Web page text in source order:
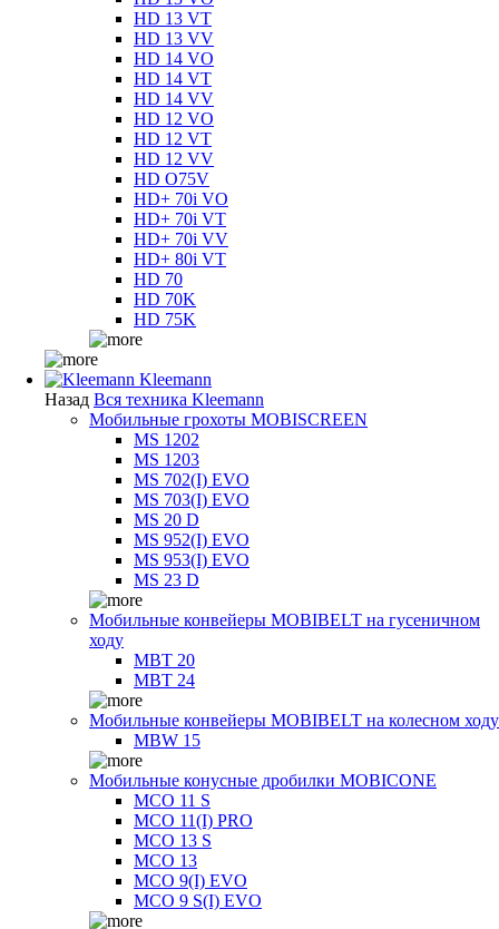
HD 13 VT
HD 13 VV
HD 14 VO
HD 14 VT
HD 14 VV
HD 12 VO
HD 12 VT
HD 12 VV
HD O75V
HD+ 70i VO
HD+ 70i VT
HD+ 70i VV
HD+ 80i VT
HD 70
HD 70K
HD 75K
Kleemann
Назад Вся техника Kleemann
Мобильные грохоты MOBISCREEN
MS 1202
MS 1203
MS 702(I) EVO
MS 703(I) EVO
MS 20 D
MS 952(I) EVO
MS 953(I) EVO
MS 23 D
Мобильные конвейеры MOBIBELT на гусеничном
ходу
MBT 20
MBT 24
Мобильные конвейеры MOBIBELT на колесном ходу
MBW 15
Мобильные конусные дробилки MOBICONE
MCO 11 S
MCO 11(I) PRO
MCO 13 S
MCO 13
MCO 9(I) EVO
MCO 9 S(I) EVO